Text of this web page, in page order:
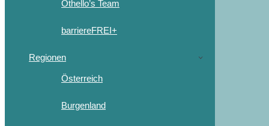
Othello’s Team
barriereFREI+
Regionen
Österreich
Burgenland